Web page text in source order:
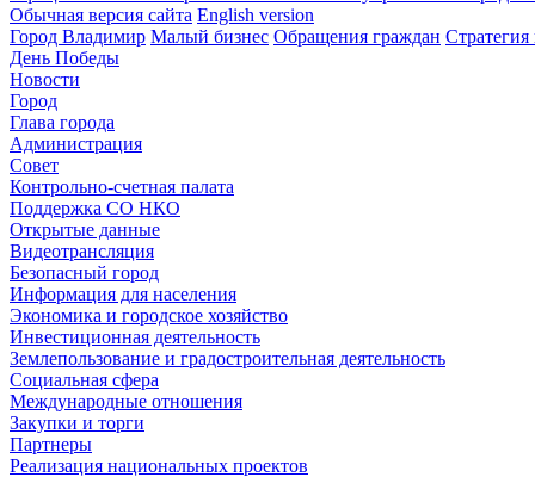
Обычная версия сайта English version
Город Владимир Малый бизнес Обращения граждан Стратегия
День Победы
Новости
Город
Глава города
Администрация
Совет
Контрольно-счетная палата
Поддержка СО НКО
Открытые данные
Видеотрансляция
Безопасный город
Информация для населения
Экономика и городское хозяйство
Инвестиционная деятельность
Землепользование и градостроительная деятельность
Социальная сфера
Международные отношения
Закупки и торги
Партнеры
Реализация национальных проектов